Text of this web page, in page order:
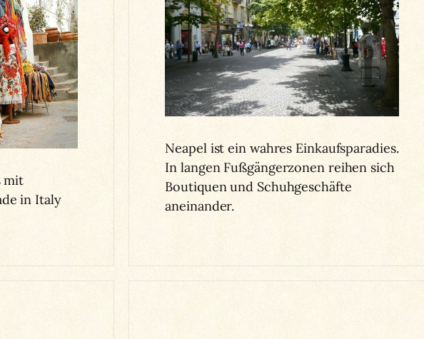
mit
in Italy
Neapel ist ein wahres Einkaufsparadies.
In langen Fußgängerzonen reihen sich
Boutiquen und Schuhgeschäfte
aneinander.